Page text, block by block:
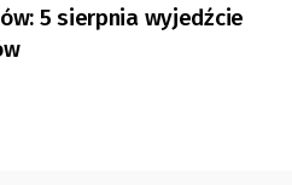
5 sierpnia wyjedźcie